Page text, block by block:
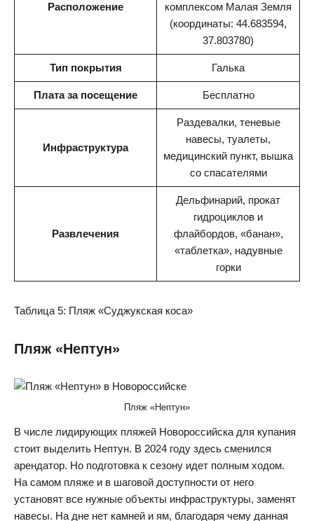
Расположение
комплексом Малая Земля
(координаты: 44.683594,
37.803780)
Тип покрытия Галька
Плата за посещение Бесплатно
Инфраструктура
Раздевалки, теневые
навесы, туалеты,
медицинский пункт, вышка
со спасателями
Развлечения
Дельфинарий, прокат
гидроциклов и
флайбордов, «банан»,
«таблетка», надувные
горки
Таблица 5: Пляж «Суджукская коса»
Пляж «Нептун»
Пляж «Нептун»
В числе лидирующих пляжей Новороссийска для купания
стоит выделить Нептун. В 2024 году здесь сменился
арендатор. Но подготовка к сезону идет полным ходом.
На самом пляже и в шаговой доступности от него
установят все нужные объекты инфраструктуры, заменят
навесы. На дне нет камней и ям, благодаря чему данная